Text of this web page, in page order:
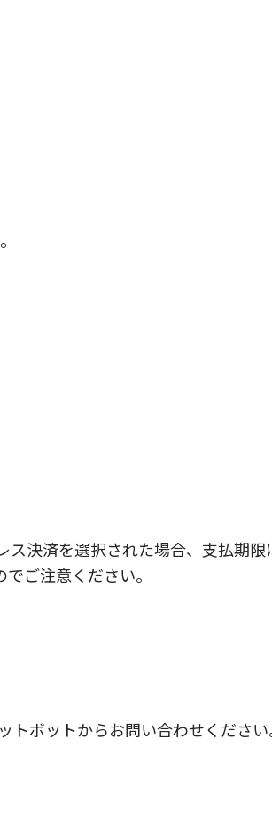
決済を選択された場合、支払期限
ご注意ください。
ボットからお問い合わせください